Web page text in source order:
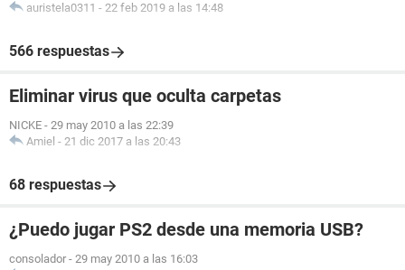
auristela0311 - 22 feb 2019 a las 14:48
566 respuestas
Eliminar virus que oculta carpetas
NICKE - 29 may 2010 a las 22:39
Amiel - 21 dic 2017 a las 20:43
68 respuestas
¿Puedo jugar PS2 desde una memoria USB?
consolador - 29 may 2010 a las 16:03